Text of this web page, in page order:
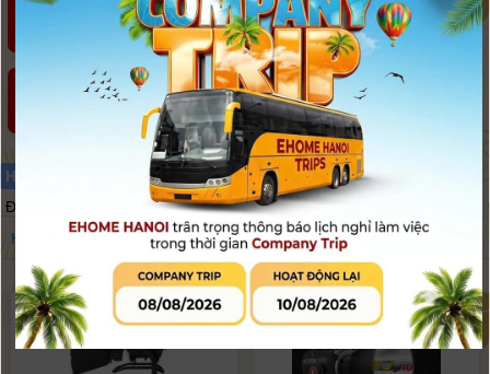
Stedicam - Slider - Ray
trượt
Máy Tạo Khói
Hộp chụp sản phẩm
Hãng sản xuất : Aputure x
Đã lọc được {$product_count}sản phẩm
Hãng
Giá Sắp xếp